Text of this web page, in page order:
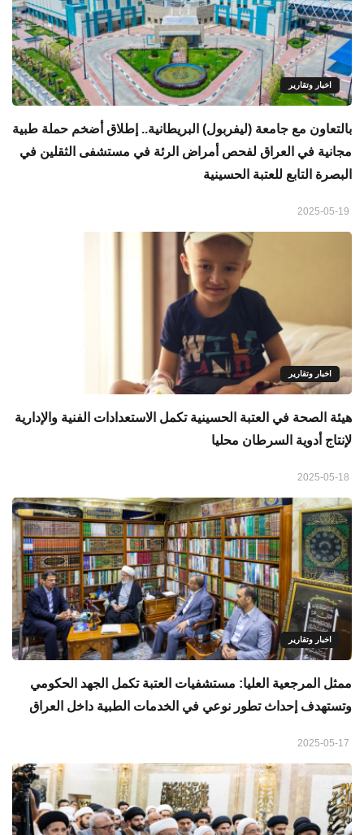
اخبار وتقارير
بالتعاون مع جامعة (ليفربول) البريطانية.. إطلاق أضخم حملة طبية
مجانية في العراق لفحص أمراض الرئة في مستشفى الثقلين في
البصرة التابع للعتبة الحسينية
اخبار وتقارير
هيئة الصحة في العتبة الحسينية تكمل الاستعدادات الفنية والإدارية
لإنتاج أدوية السرطان محليا
اخبار وتقارير
ممثل المرجعية العليا: مستشفيات العتبة تكمل الجهد الحكومي
وتستهدف إحداث تطور نوعي في الخدمات الطبية داخل العراق